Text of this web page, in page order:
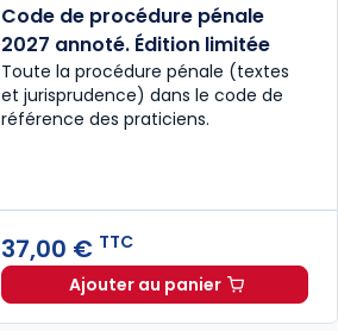
Code de procédure pénale
2027 annoté. Édition limitée
Toute la procédure pénale (textes
et jurisprudence) dans le code de
référence des praticiens.
37,00 € TTC
Ajouter au panierCode de procédure